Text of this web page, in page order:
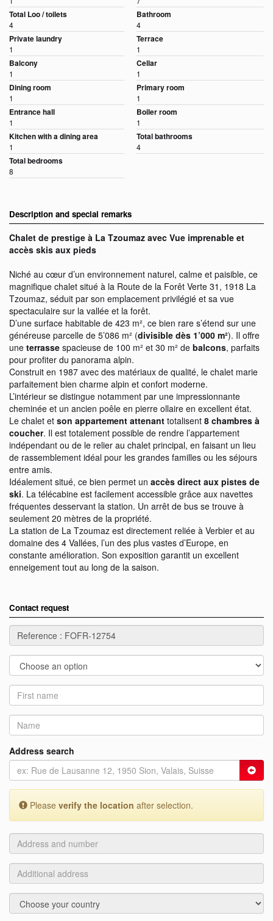
Total Loo / toilets
4
Bathroom
4
Private laundry
1
Terrace
1
Balcony
1
Cellar
1
Dining room
1
Primary room
1
Entrance hall
1
Boiler room
1
Kitchen with a dining area
1
Total bathrooms
4
Total bedrooms
8
Description and special remarks
Chalet de prestige à La Tzoumaz avec Vue imprenable et
accès skis aux pieds
Niché au cœur d’un environnement naturel, calme et paisible, ce
magnifique chalet situé à la Route de la Forêt Verte 31, 1918 La
Tzoumaz, séduit par son emplacement privilégié et sa vue
spectaculaire sur la vallée et la forêt.
D’une surface habitable de 423 m², ce bien rare s’étend sur une
généreuse parcelle de 5’086 m² (divisible dès 1’000 m²). Il offre
une terrasse spacieuse de 100 m² et 30 m² de balcons, parfaits
pour profiter du panorama alpin.
Construit en 1987 avec des matériaux de qualité, le chalet marie
parfaitement bien charme alpin et confort moderne.
L’intérieur se distingue notamment par une impressionnante
cheminée et un ancien poêle en pierre ollaire en excellent état.
Le chalet et son appartement attenant totalisent 8 chambres à
coucher. Il est totalement possible de rendre l’appartement
indépendant ou de le relier au chalet principal, en faisant un lieu
de rassemblement idéal pour les grandes familles ou les séjours
entre amis.
Idéalement situé, ce bien permet un accès direct aux pistes de
ski. La télécabine est facilement accessible grâce aux navettes
fréquentes desservant la station. Un arrêt de bus se trouve à
seulement 20 mètres de la propriété.
La station de La Tzoumaz est directement reliée à Verbier et au
domaine des 4 Vallées, l’un des plus vastes d’Europe, en
constante amélioration. Son exposition garantit un excellent
enneigement tout au long de la saison.
Contact request
Address search
Please verify the location after selection.
Address
and
number
Additional
address
Country